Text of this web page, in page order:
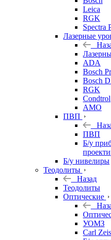
Leica
RGK
Spectra
Лазерные
ADA
Bosch
Bosch
RGK
Condtrol
AMO
ПВП
ПВП
Б/у
Б/у нивелиры
Теодолиты
Назад
Теодолиты
Оптические
УОМЗ
Carl